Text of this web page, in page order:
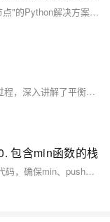
Leetcode题目"剑指 Offer 22. 链表中倒数第k个节点"的Python解决方案，使用双指针法找到并返回链表中倒数第k个节点。
文章通过LeetCode第110题"平衡二叉树"的解题过程，深入讲解了平衡二叉树的定义、树的高度概念，并提供了使用后序遍历算法判断二叉树是否平衡的Java代码实现，强调了理解理论知识和实践编码的重要性。
包含min函数的栈
本文提供了实现一个包含min函数的栈的Python代码，确保min、push和pop操作的时间复杂度为O(1)。